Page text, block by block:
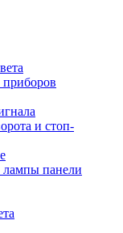
и стоп-
панели